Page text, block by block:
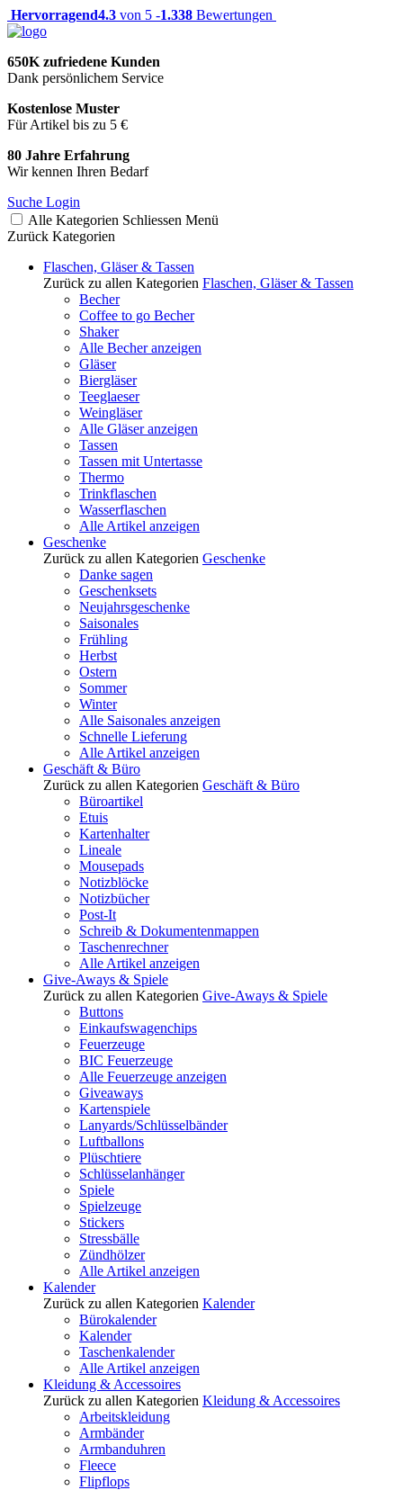
Hervorragend4.3 von 5 -1.338 Bewertungen
650K zufriedene Kunden
Dank persönlichem Service
Kostenlose Muster
Für Artikel bis zu 5 €
80 Jahre Erfahrung
Wir kennen Ihren Bedarf
Suche Login
Alle Kategorien Schliessen Menü
Zurück Kategorien
Flaschen, Gläser & Tassen
Zurück zu allen Kategorien Flaschen, Gläser & Tassen
Becher
Coffee to go Becher
Shaker
Alle Becher anzeigen
Gläser
Biergläser
Teeglaeser
Weingläser
Alle Gläser anzeigen
Tassen
Tassen mit Untertasse
Thermo
Trinkflaschen
Wasserflaschen
Alle Artikel anzeigen
Geschenke
Zurück zu allen Kategorien Geschenke
Danke sagen
Geschenksets
Neujahrsgeschenke
Saisonales
Frühling
Herbst
Ostern
Sommer
Winter
Alle Saisonales anzeigen
Schnelle Lieferung
Alle Artikel anzeigen
Geschäft & Büro
Zurück zu allen Kategorien Geschäft & Büro
Büroartikel
Etuis
Kartenhalter
Lineale
Mousepads
Notizblöcke
Notizbücher
Post-It
Schreib & Dokumentenmappen
Taschenrechner
Alle Artikel anzeigen
Give-Aways & Spiele
Zurück zu allen Kategorien Give-Aways & Spiele
Buttons
Einkaufswagenchips
Feuerzeuge
BIC Feuerzeuge
Alle Feuerzeuge anzeigen
Giveaways
Kartenspiele
Lanyards/Schlüsselbänder
Luftballons
Plüschtiere
Schlüsselanhänger
Spiele
Spielzeuge
Stickers
Stressbälle
Zündhölzer
Alle Artikel anzeigen
Kalender
Zurück zu allen Kategorien Kalender
Bürokalender
Kalender
Taschenkalender
Alle Artikel anzeigen
Kleidung & Accessoires
Zurück zu allen Kategorien Kleidung & Accessoires
Arbeitskleidung
Armbänder
Armbanduhren
Fleece
Flipflops